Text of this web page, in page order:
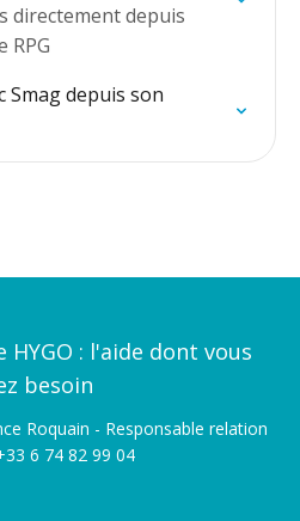
directement depuis
RPG
Smag depuis son
: l'aide dont vous
besoin
Roquain - Responsable relation
6 74 82 99 04